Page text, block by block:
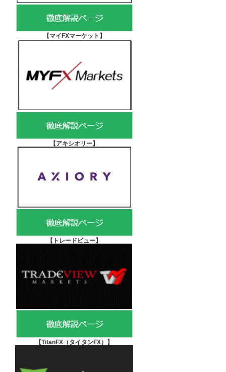
【マイFXマーケット 】
【アキシオリー】
【 トレードビュー】
【TitanFX（タイタンFX） 】